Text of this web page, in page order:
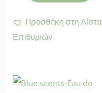
Προσθήκη στη Λίστα
Επιθυμιών